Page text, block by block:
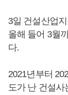
3일 건설산업
올해 들어 3월
다.
2021년부터
도가 난 건설사